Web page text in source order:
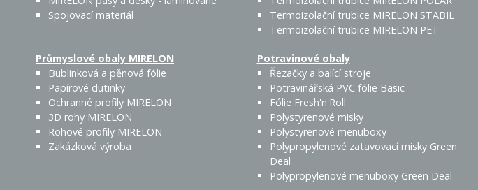
Spojovací materiál
Termoizolační trubice MIRELON STABIL
Termoizolační trubice MIRELON PET
Průmyslové obaly MIRELON
Bublinková a pěnová fólie
Papírové dutinky
Ochranné profily MIRELON
3D rohy MIRELON
Rohové profily MIRELON
Zakázková výroba
Potravinové obaly
Řezačky a balící stroje
Potravinářská PVC fólie Basic
Fólie Fresh'n'Roll
Polystyrenové misky
Polystyrenové menuboxy
Polypropylenové zatavovací misky Green
Deal
Polypropylenové menuboxy Green Deal